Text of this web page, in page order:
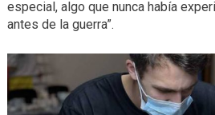
especial, algo que nunca había
antes de la guerra”.